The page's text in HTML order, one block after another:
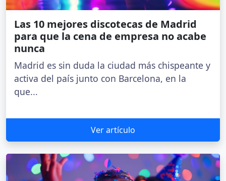
Las 10 mejores discotecas de Madrid
para que la cena de empresa no acabe
nunca
Madrid es sin duda la ciudad más chispeante y
activa del país junto con Barcelona, en la
que...
Ver artículo